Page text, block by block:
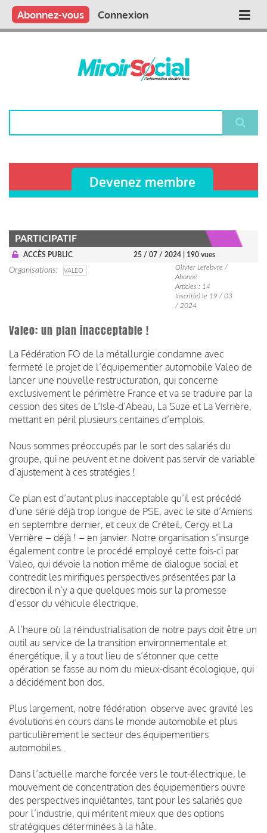
Aller
contenu
Main
Qui sommes nous ?
Vous publiez
Nous publions
Contactez-nous
Abonnez-vous Connexion
Devenez membre
PARTICIPATIF
ACCÈS PUBLIC 25 / 07 / 2024 | 190 vues
Organisations VALEO
Olivier Lefebvre /
Abonné
Articles : 14
Inscrit(e) le 19 / 03
/ 2024
Valeo: un plan inacceptable !
La Fédération FO de la métallurgie condamne avec
fermeté le projet de l’équipementier automobile Valeo de
lancer une nouvelle restructuration, qui concerne
exclusivement le périmètre France et va se traduire par la
cession des sites de L’Isle-d’Abeau, La Suze et La Verrière,
mettant en péril plusieurs centaines d’emplois.
Nous sommes préoccupés par le sort des salariés du
groupe, qui ne peuvent et ne doivent pas servir de variable
d’ajustement à ces stratégies !
Ce plan est d’autant plus inacceptable qu’il est précédé
d’une série déjà trop longue de PSE, avec le site d’Amiens
en septembre dernier, et ceux de Créteil, Cergy et La
Verrière – déjà ! – en janvier. Notre organisation s’insurge
également contre le procédé employé cette fois-ci par
Valeo, qui dévoie la notion même de dialogue social et
contredit les mirifiques perspectives présentées par la
direction il n’y a que quelques mois sur la promesse
d’essor du véhicule électrique.
A l’heure où la réindustrialisation de notre pays doit être un
outil au service de la transition environnementale et
énergétique, il y a tout lieu de s’étonner que cette
opération se fasse au nom du mieux-disant écologique, qui
a décidément bon dos.
Plus largement, notre fédération observe avec gravité les
évolutions en cours dans le monde automobile et plus
particulièrement le secteur des équipementiers
automobiles.
Dans l’actuelle marche forcée vers le tout-électrique, le
mouvement de concentration des équipementiers ouvre
des perspectives inquiétantes, tant pour les salariés que
pour l’industrie, qui méritent mieux que des options
stratégiques déterminées à la hâte.